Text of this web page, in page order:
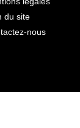
du site
nous